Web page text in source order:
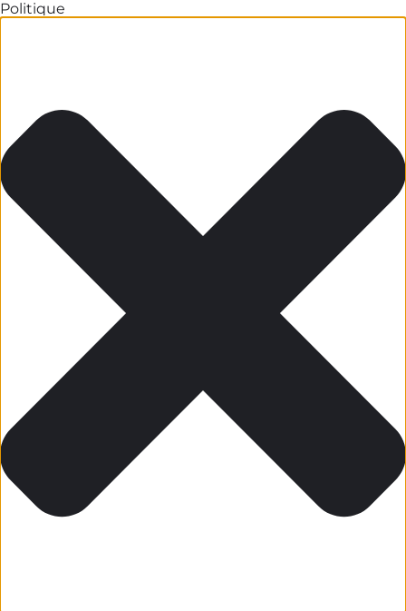
Politique